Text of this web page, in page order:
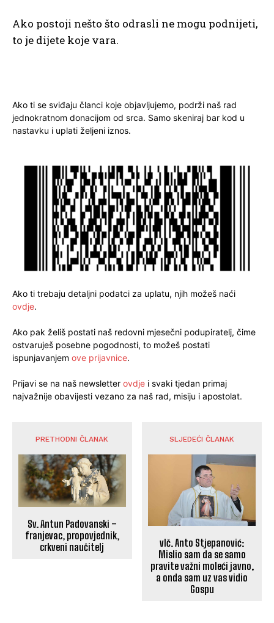
Ako postoji nešto što odrasli ne mogu podnijeti,
to je dijete koje vara.
Ako ti se sviđaju članci koje objavljujemo, podrži naš rad
jednokratnom donacijom od srca. Samo skeniraj bar kod u
nastavku i uplati željeni iznos.
Ako ti trebaju detaljni podatci za uplatu, njih možeš naći
ovdje.
Ako pak želiš postati naš redovni mjesečni podupiratelj, čime
ostvaruješ posebne pogodnosti, to možeš postati
ispunjavanjem ove prijavnice.
Prijavi se na naš newsletter ovdje i svaki tjedan primaj
najvažnije obavijesti vezano za naš rad, misiju i apostolat.
PRETHODNI ČLANAK
Sv. Antun Padovanski –
franjevac, propovjednik,
crkveni naučitelj
SLJEDEĆI ČLANAK
vlč. Anto Stjepanović:
Mislio sam da se samo
pravite važni moleći javno,
a onda sam uz vas vidio
Gospu